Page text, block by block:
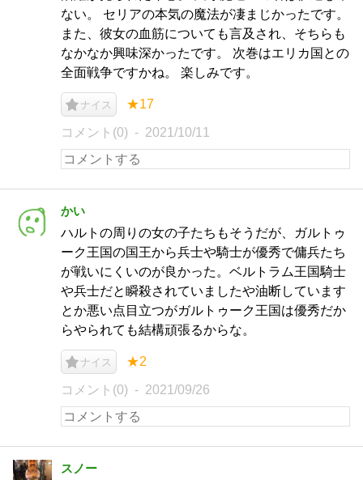
ない。 セリアの本気の魔法が凄まじかったです。
また、彼女の血筋についても言及され、そちらも
なかなか興味深かったです。 次巻はエリカ国との
全面戦争ですかね。 楽しみです。
ナイス ★17
コメント(0) 2021/10/11
かい
ハルトの周りの女の子たちもそうだが、ガルトゥ
ーク王国の国王から兵士や騎士が優秀で傭兵たち
が戦いにくいのが良かった。ベルトラム王国騎士
や兵士だと瞬殺されていましたや油断しています
とか悪い点目立つがガルトゥーク王国は優秀だか
らやられても結構頑張るからな。
ナイス ★2
コメント(0) 2021/09/26
スノー